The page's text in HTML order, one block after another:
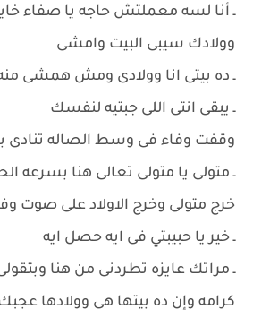
ـ أنا لسه معملتش حاجه يا صفاء
وولادك سيبى البيت وامشى
ـ ده بيتى انا وولادى ومش همشى
ـ يبقى انتى اللى جبتيه لنفسك
وقفت وفاء فى وسط الصاله تنادى
ـ متولى يا متولى تعالى هنا بسرعه
خرج متولى وخرج الاولاد على صوت
ـ خير يا حبيبتي فى ايه حصل ايه
ـ مراتك عايزه تطردنى من هنا
كرامه وإن ده بيتها هى وولادها